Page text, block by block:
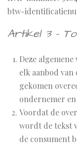
btw-
Artikel 3 -
Deze
elk aanbod
gekomen
ondernemer
Voordat de
wordt de tekst
de consument